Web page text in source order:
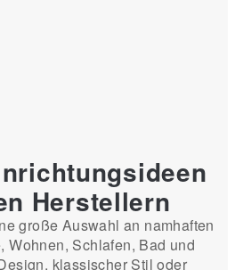
Herstellern
große Auswahl an namhaften
Wohnen, Schlafen, Bad und
klassischer Stil oder